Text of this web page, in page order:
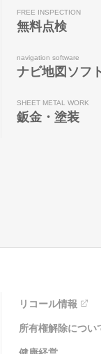
FREE INSPECTION
無料点検
navigation software
ナビ地図ソフ
SHEET METAL WORK
鈑金・塗装
リコール情報
所有権解除につい